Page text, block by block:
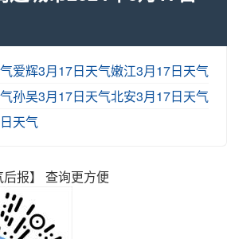
爱辉3月17日天气嫩江3月17日天气
孙吴3月17日天气北安3月17日天气
天气
报】 查询更方便